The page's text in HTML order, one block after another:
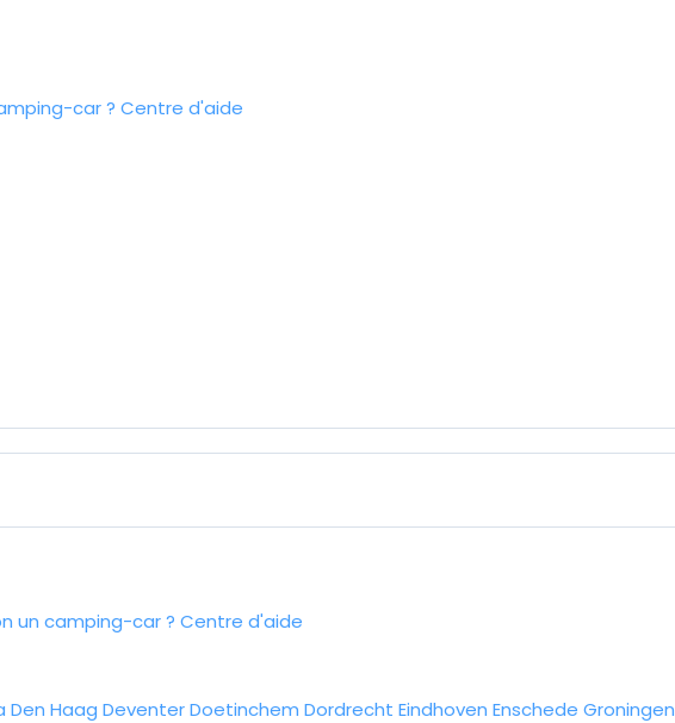
car ? Centre d'aide
un camping-car ? Centre d'aide
Den Haag DeventerDoetinchem Dordrecht Eindhoven Enschede Groningen